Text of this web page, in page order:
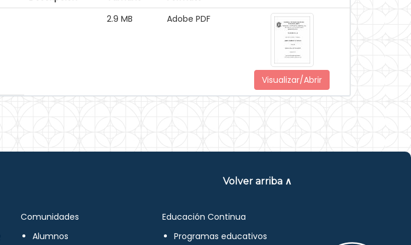
2.9 MB Adobe PDF
Visualizar/Abrir
Volver arriba ∧
Comunidades
Alumnos
Educación Continua
Programas educativos